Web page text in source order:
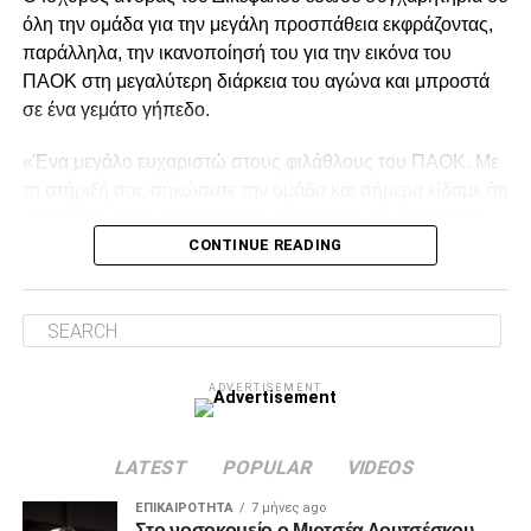
Τρίτη 17 Φεβρουαρίου
Προμηθέας/Μαρούσι-Άρης
Ολυμπιακός–ΑΕΚ
Τετάρτη 18 Φεβρουαρίου
Hρακλής/Κολοσσός Ρόδου–Μύκονος/Καρδίτσα
ADVERTISEMENT
όλη την ομάδα για την μεγάλη προσπάθεια εκφράζοντας,
παράλληλα, την ικανοποίησή του για την εικόνα του
ΠΑΟΚ στη μεγαλύτερη διάρκεια του αγώνα και μπροστά
σε ένα γεμάτο γήπεδο.
«Ένα μεγάλο ευχαριστώ στους φιλάθλους του ΠΑΟΚ. Με
γνωρίζουμε πολύ καλά ό,τι έχουμε τις δυνατότητες να το
Facebook
Twitter Telegram
CONTINUE READING
ADVERTISEMENT
LATEST POPULAR VIDEOS
ΕΠΙΚΑΙΡΌΤΗΤΑ 7 μήνες ago